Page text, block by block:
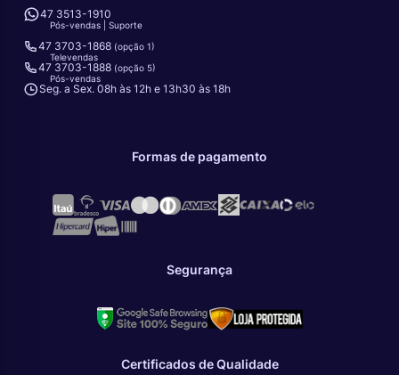
47 3513-1910
Pós-vendas | Suporte
47 3703-1868 (opção 1)
Televendas
47 3703-1888 (opção 5)
Pós-vendas
Seg. a Sex. 08h às 12h e 13h30 às 18h
Formas de pagamento
Segurança
Certificados de Qualidade